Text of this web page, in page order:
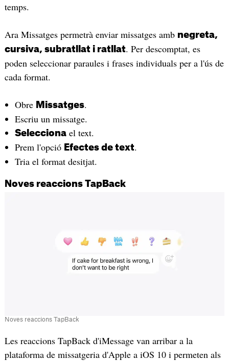
temps.
Ara Missatges permetrà enviar missatges amb negreta,
cursiva, subratllat i ratllat. Per descomptat, es
poden seleccionar paraules i frases individuals per a l'ús de
cada format.
Obre Missatges.
Escriu un missatge.
Seleccionael text.
Prem l'opció Efectes de text.
Tria el format desitjat.
Noves reaccions TapBack
Noves reaccions TapBack
Les reaccions TapBack d'iMessage van arribar a la
plataforma de missatgeria d'Apple a iOS 10 i permeten als